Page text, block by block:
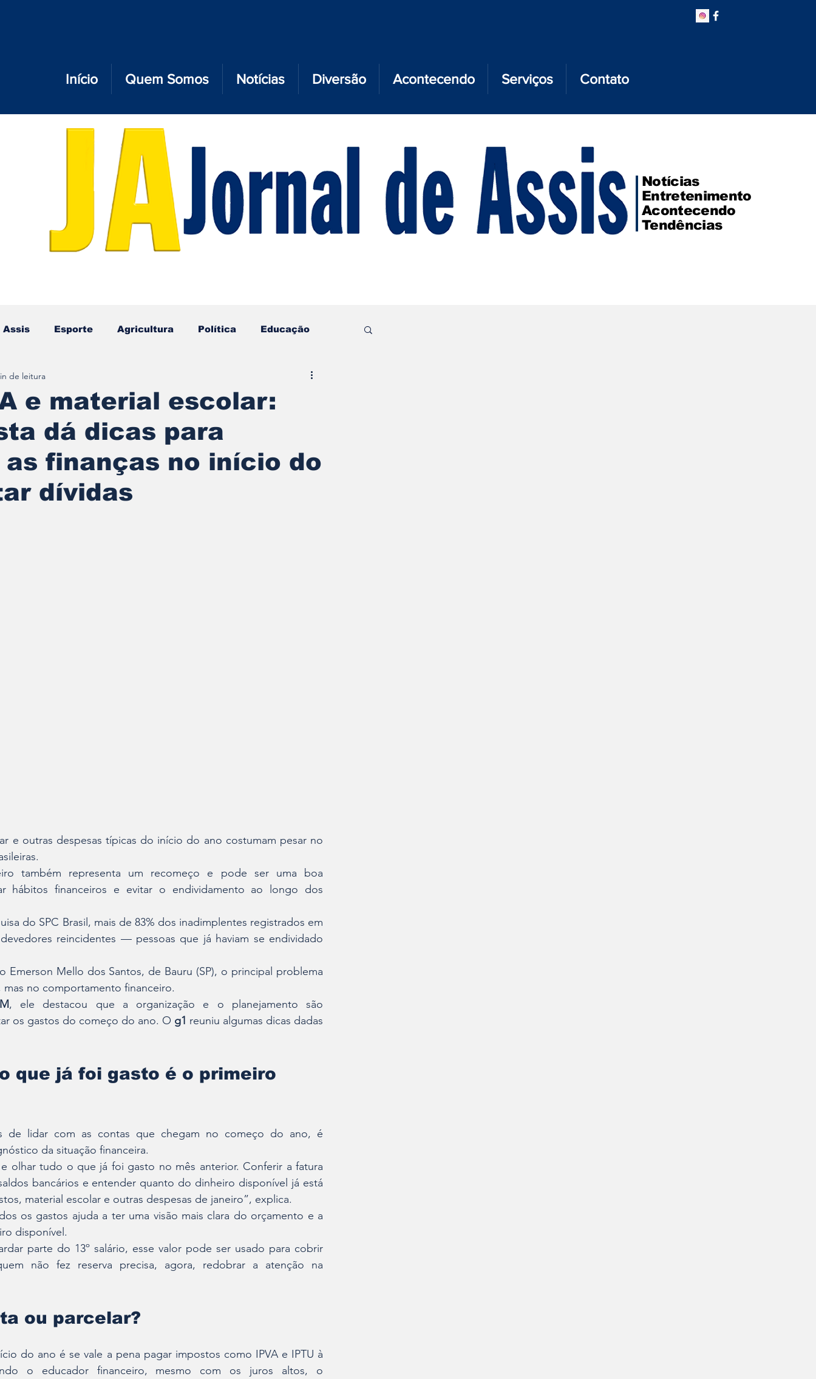
Início Quem Somos Notícias Diversão Acontecendo Serviços Contato
Notícias
Entretenimento
Acontecendo
Tendências
Assis Esporte Agricultura Política Educação
e material escolar:
dá dicas para
finanças no início do
dívidas
de leitura
e outras despesas típicas do início do ano costumam pesar no
também representa um recomeço e pode ser uma boa
hábitos financeiros e evitar o endividamento ao longo dos
do SPC Brasil, mais de 83% dos inadimplentes registrados em
reincidentes — pessoas que já haviam se endividado
Emerson Mello dos Santos, de Bauru (SP), o principal problema
mas no comportamento financeiro.
, ele destacou que a organização e o planejamento são
os gastos do começo do ano. O g1 reuniu algumas dicas dadas
que já foi gasto é o primeiro
de lidar com as contas que chegam no começo do ano, é
da situação financeira.
olhar tudo o que já foi gasto no mês anterior. Conferir a fatura
bancários e entender quanto do dinheiro disponível já está
material escolar e outras despesas de janeiro”, explica.
os gastos ajuda a ter uma visão mais clara do orçamento e a
disponível.
parte do 13º salário, esse valor pode ser usado para cobrir
não fez reserva precisa, agora, redobrar a atenção na
ou parcelar?
do ano é se vale a pena pagar impostos como IPVA e IPTU à
o educador financeiro, mesmo com os juros altos, o